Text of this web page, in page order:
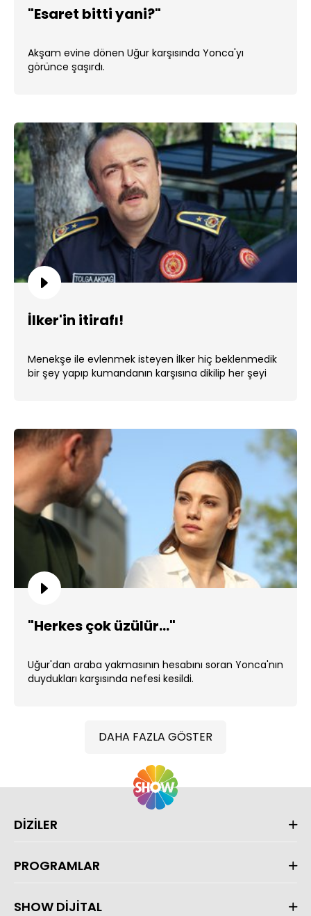
"Esaret bitti yani?"
Akşam evine dönen Uğur karşısında Yonca'yı
görünce şaşırdı.
İlker'in itirafı!
Menekşe ile evlenmek isteyen İlker hiç beklenmedik
bir şey yapıp kumandanın karşısına dikilip her şeyi
"Herkes çok üzülür..."
Uğur'dan araba yakmasının hesabını soran Yonca'nın
duydukları karşısında nefesi kesildi.
DAHA FAZLA GÖSTER
DİZİLER
PROGRAMLAR
SHOW DİJİTAL